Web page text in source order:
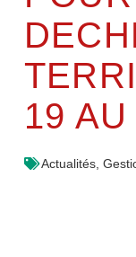
19
Actualités,